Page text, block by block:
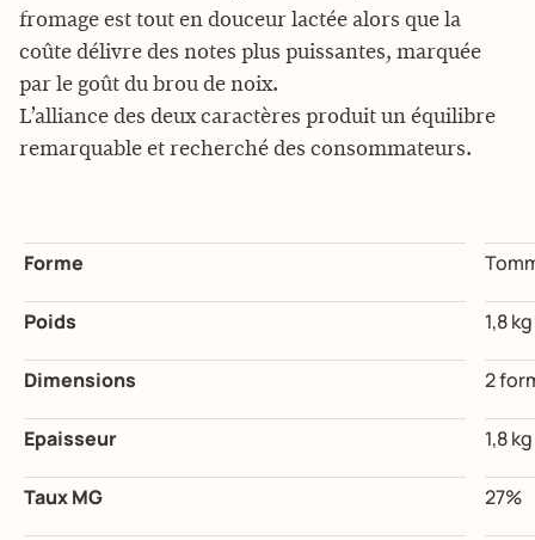
fromage est tout en douceur lactée alors que la
coûte délivre des notes plus puissantes, marquée
par le goût du brou de noix.
L’alliance des deux caractères produit un équilibre
remarquable et recherché des consommateurs.
Forme
Poids 1,8
Dimensions 2
Epaisseur 1,8
Taux MG 27%